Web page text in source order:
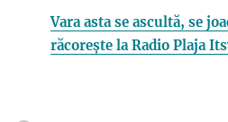
Vara asta se ascultă, se
răcorește la Radio Plaja